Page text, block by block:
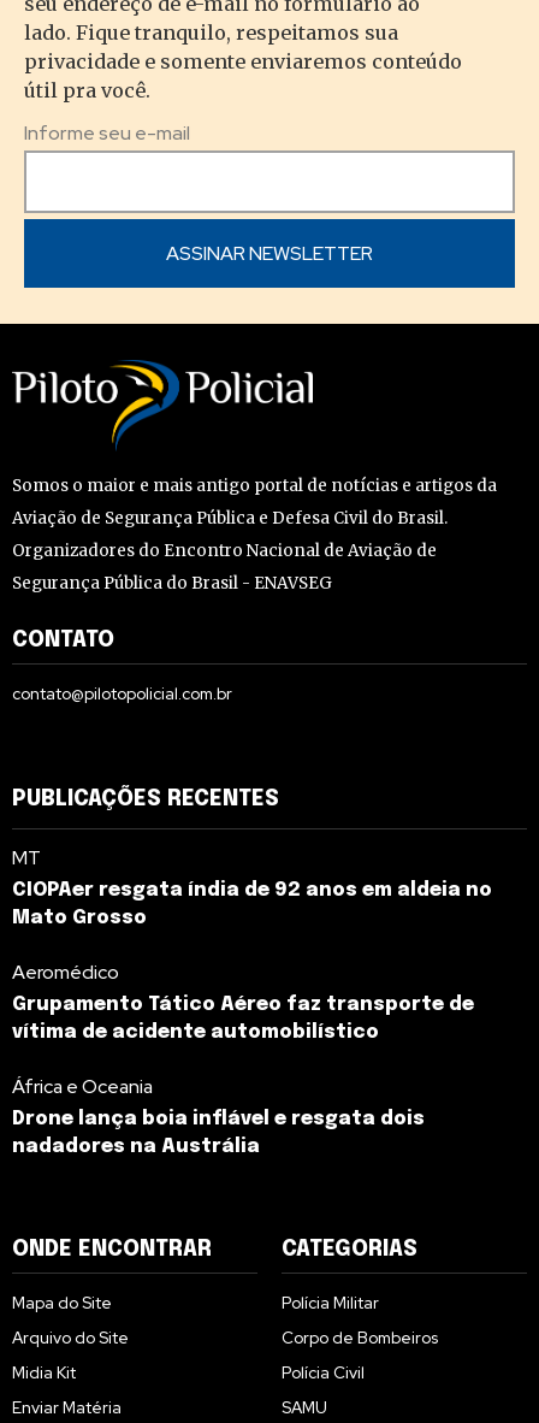
lado. Fique tranquilo, respeitamos sua
privacidade e somente enviaremos conteúdo
útil pra você.
Informe seu e-mail
Somos o maior e mais antigo portal de notícias e artigos da
Aviação de Segurança Pública e Defesa Civil do Brasil.
Organizadores do Encontro Nacional de Aviação de
Segurança Pública do Brasil - ENAVSEG
CONTATO
contato@pilotopolicial.com.br
PUBLICAÇÕES RECENTES
MT
CIOPAer resgata índia de 92 anos em aldeia no
Mato Grosso
Aeromédico
Grupamento Tático Aéreo faz transporte de
vítima de acidente automobilístico
África e Oceania
Drone lança boia inflável e resgata dois
nadadores na Austrália
ONDE ENCONTRAR
Mapa do Site
Arquivo do Site
Midia Kit
Enviar Matéria
CATEGORIAS
Polícia Militar
Corpo de Bombeiros
Polícia Civil
SAMU